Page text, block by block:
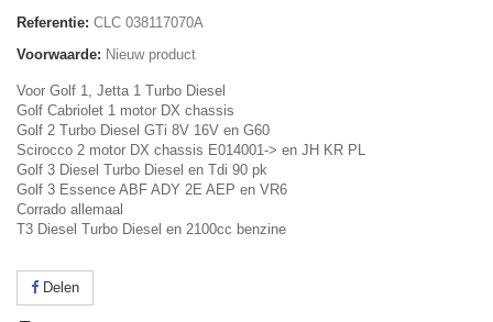
Referentie: CLC 038117070A
Voorwaarde: Nieuw product
Voor Golf 1, Jetta 1 Turbo Diesel
Golf Cabriolet 1 motor DX chassis
Golf 2 Turbo Diesel GTi 8V 16V en G60
Scirocco 2 motor DX chassis E014001-> en JH KR PL
Golf 3 Diesel Turbo Diesel en Tdi 90 pk
Golf 3 Essence ABF ADY 2E AEP en VR6
Corrado allemaal
T3 Diesel Turbo Diesel en 2100cc benzine
Delen